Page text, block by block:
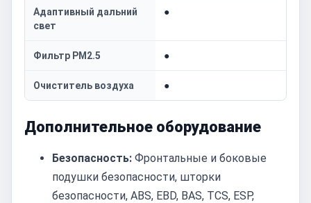
Адаптивный дальний
свет
●
Фильтр PM2.5 ●
Очиститель воздуха ●
Дополнительное оборудование
Безопасность: Фронтальные и боковые
подушки безопасности, шторки
безопасности, ABS, EBD, BAS, TCS, ESP,